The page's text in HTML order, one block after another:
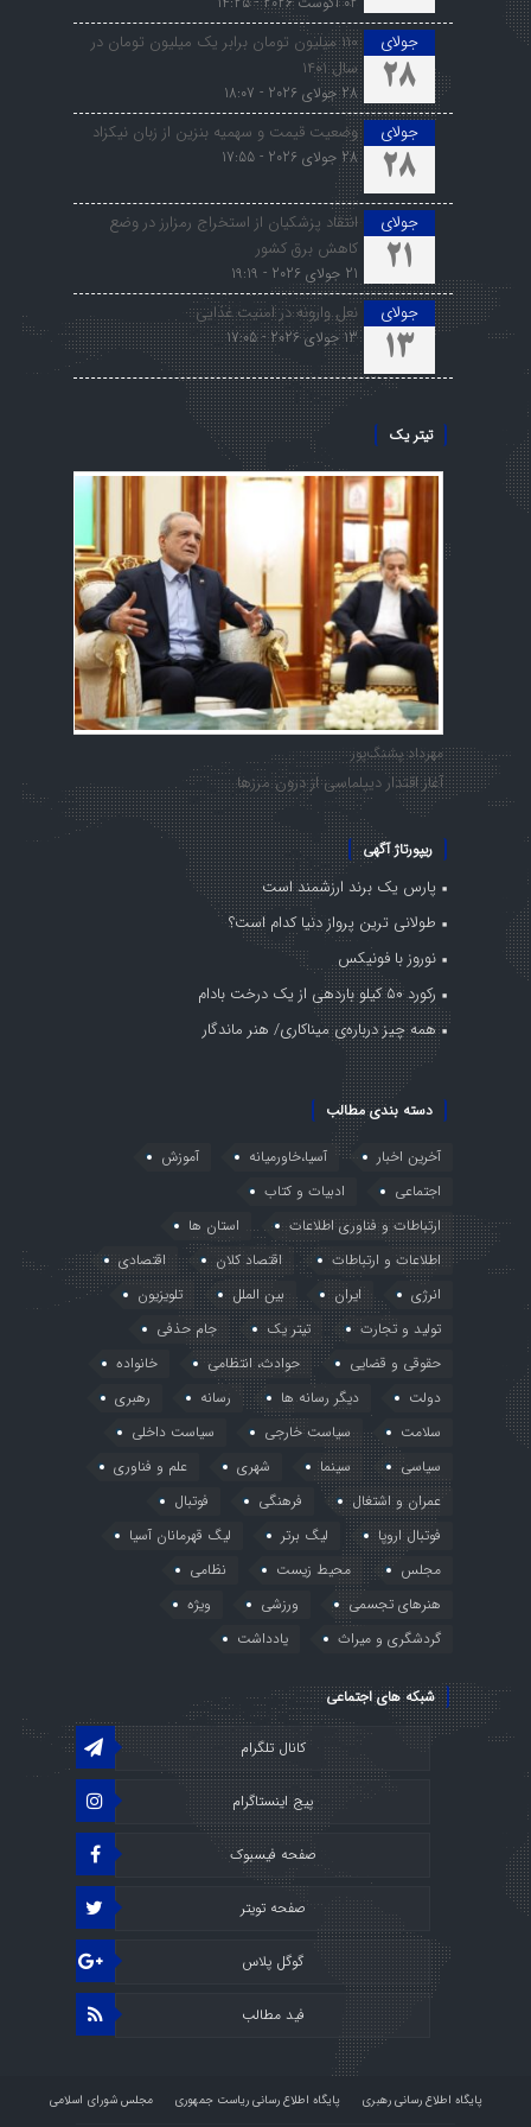
جولای
28
۱۱۰ میلیون تومان برابر یک میلیون تومان در
سال ۱۴۰۱
28 جولای 2026 - 18:07
جولای
28
وضعیت قیمت و سهمیه بنزین از زبان نیکزاد
28 جولای 2026 - 17:55
جولای
21
انتقاد پزشکیان از استخراج رمزارز در وضع
کاهش برق کشور
21 جولای 2026 - 19:19
جولای
13
نعل وارونه در امنیت غذایی
13 جولای 2026 - 17:05
تیتر یک
مهرداد پشنگ‌پور
آغاز اقتدار دیپلماسی از درون مرزها
ریپورتاژ آگهی
پارس یک برند ارزشمند است
طولانی ترین پرواز دنیا کدام است؟
نوروز با فونیکس
رکورد ۵۰ کیلو باردهی از یک درخت بادام
همه چیز درباره‌ی میناکاری/ هنر ماندگار
دسته بندی مطالب
آخرین اخبار آسیا،خاورمیانه
آموزش
اجتماعی
ادبیات و کتاب
ارتباطات و فناوری اطلاعات
استان ها
اطلاعات و ارتباطات
اقتصاد کلان
اقتصادی
انرژی
ایران بین الملل
تلویزیون
تولید و تجارت
تیتر یک
جام حذفی
حقوقی و قضایی
حوادث، انتظامی
خانواده
دولت
دیگر رسانه ها رسانه
رهبری
سلامت
سیاست خارجی
سیاست داخلی
سیاسی
سینما شهری
علم و فناوری
عمران و اشتغال
فرهنگی
فوتبال
فوتبال اروپا
لیگ برتر
لیگ قهرمانان آسیا
مجلس
محیط زیست
نظامی
هنرهای تجسمی
ورزشی
ویژه
گردشگری و میراث
یادداشت
شبکه های اجتماعی
کانال تلگرام
پیج اینستاگرام
صفحه فیسبوک
صفحه تویتر
گوگل پلاس
فید مطالب
پایگاه اطلاع رسانی رهبری پایگاه اطلاع رسانی ریاست جمهوری مجلس شورای اسلامی